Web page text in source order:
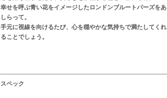
幸せを呼ぶ青い花をイメージしたロンドンブルートパーズをあ
しらって。
手元に視線を向けるたび、心を穏やかな気持ちで満たしてくれ
ることでしょう。
スペック